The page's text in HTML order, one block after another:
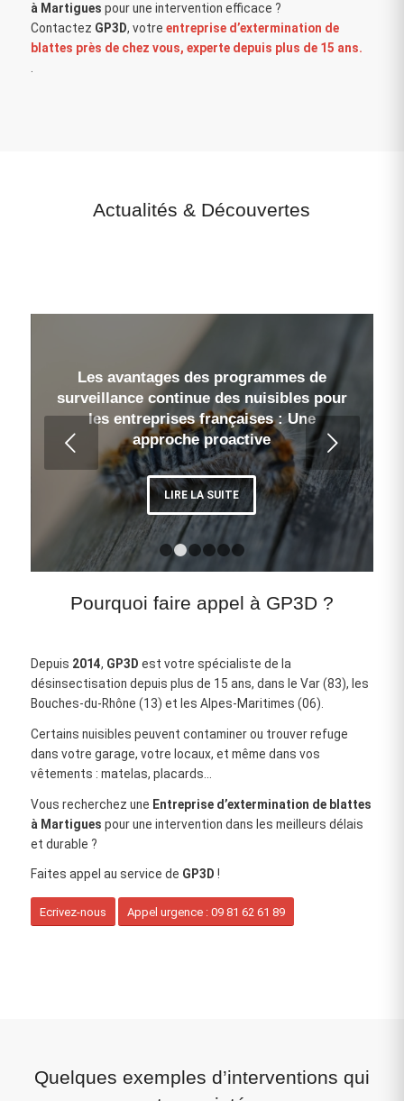
à Martigues pour une intervention efficace ?
Contactez GP3D, votre entreprise d’extermination de
blattes près de chez vous, experte depuis plus de 15 ans.
.
Actualités& Découvertes
Les avantages des programmes de
surveillance continue des nuisibles pour
les entreprises françaises : Une
approche proactive
LIRE LA SUITE
Suivant
Pourquoi faire appel à GP3D ?
Depuis 2014, GP3D est votre spécialiste de la
désinsectisation depuis plus de 15 ans, dans le Var (83), les
Bouches‑du‑Rhône (13) et les Alpes‑Maritimes (06).
Certains nuisibles peuvent contaminer ou trouver refuge
dans votre garage, votre locaux, et même dans vos
vêtements : matelas, placards…
Vous recherchez une Entreprise d’extermination de blattes
à Martigues pour une intervention dans les meilleurs délais
et durable ?
Faites appel au service de GP3D !
Ecrivez-nous Appel urgence : 09 81 62 61 89
Quelques exemples d’interventions qui